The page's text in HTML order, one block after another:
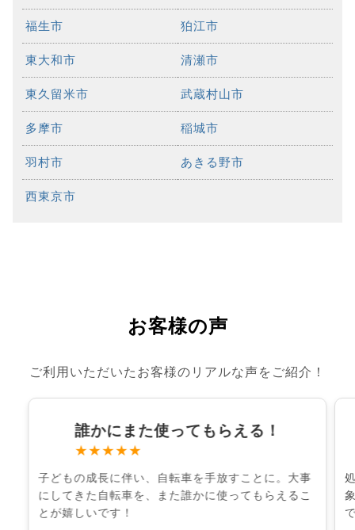
福生市 狛江市
東大和市 清瀬市
東久留米市 武蔵村山市
多摩市 稲城市
羽村市 あきる野市
西東京市
お客様の声
ご利用いただいたお客様のリアルな声をご紹介！
誰かにまた使ってもらえる！
★★★★★
子どもの成長に伴い、自転車を手放すことに。大事
にしてきた自転車を、また誰かに使ってもらえるこ
とが嬉しいです！